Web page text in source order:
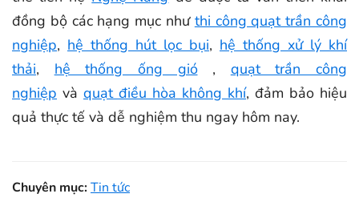
đồng bộ các hạng mục như thi công quạt trần công
nghiệp, hệ thống hút lọc bụi, hệ thống xử lý khí
thải, hệ thống ống gió, quạt trần công
nghiệp và quạt điều hòa không khí, đảm bảo hiệu
quả thực tế và dễ nghiệm thu ngay hôm nay.
Chuyên mục:Tin tức